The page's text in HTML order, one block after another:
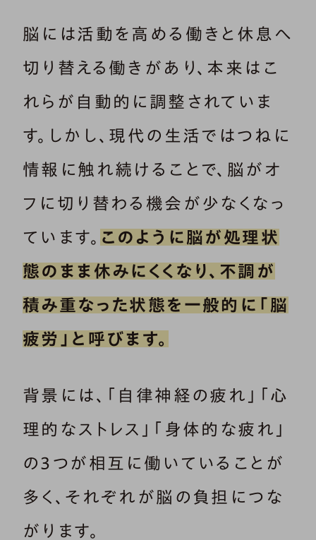
脳には活動を高める働きと休息へ
切り替える働きがあり、本来はこ
れらが自動的に調整されていま
す。しかし、現代の生活ではつねに
情報に触れ続けることで、脳がオ
フに切り替わる機会が少なくなっ
ています。 このように脳が処理状
態のまま休みにくくなり、不調が
積み重なった状態を一般的に「脳
疲労」と呼びます。
背景には、「自律神経の疲れ」「心
理的なストレス」「身体的な疲れ」
の3つが相互に働いていることが
多く、それぞれが脳の負担につな
がります。